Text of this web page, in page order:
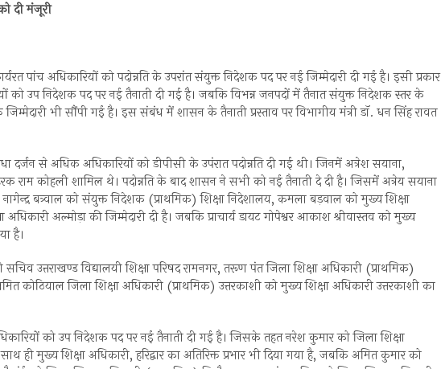
दी मंजूरी
पांच अधिकारियों को पदोन्नति के उपरांत संयुक्त निदेशक पद पर नई जिम्मेदारी दी गई है। इसी प्रकार
को उप निदेशक पद पर नई तैनाती दी गई है। जबकि विभन्न जनपदों में तैनात संयुक्त निदेशक स्तर के
जिम्मेदारी भी सौंपी गई है। इस संबंध में शासन के तैनाती प्रस्ताव पर विभागीय मंत्री डाॅ. धन सिंह रावत
दर्जन से अधिक अधिकारियों को डीपीसी के उपंरात पदोन्नति दी गई थी। जिनमें अत्रेश सयाना,
राम कोहली शामिल थे। पदोन्नति के बाद शासन ने सभी को नई तैनाती दे दी है। जिसमें अत्रेय सयाना
बत्र्वाल को संयुक्त निदेशक (प्राथमिक) शिक्षा निदेशालय, कमला बड़वाल को मुख्य शिक्षा
अल्मोड़ा की जिम्मेदारी दी है। जबकि प्राचार्य डायट गोपेश्वर आकाश श्रीवास्तव को मुख्य
है।
सचिव उत्तराखण्ड विद्यालयी शिक्षा परिषद रामनगर, तरूण पंत जिला शिक्षा अधिकारी (प्राथमिक)
कोठियाल जिला शिक्षा अधिकारी (प्राथमिक) उत्तरकाशी को मुख्य शिक्षा अधिकारी उत्तरकाशी का
को उप निदेशक पद पर नई तैनाती दी गई है। जिसके तहत नरेश कुमार को जिला शिक्षा
ही मुख्य शिक्षा अधिकारी, हरिद्वार का अतिरिक्त प्रभार भी दिया गया है, जबकि अमित कुमार को